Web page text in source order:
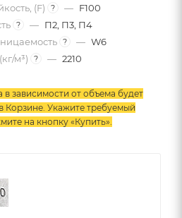
(F)
? — F100
? — П2, П3, П4
? — W6
м³)
? — 2210
в зависимости от объема будет
Корзине. Укажите требуемый
на кнопку «Купить»